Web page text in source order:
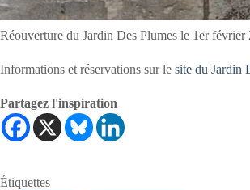
Réouverture du Jardin Des Plumes le 1er février
Informations et réservations sur le site du Jardin
Partagez l'inspiration
Étiquettes